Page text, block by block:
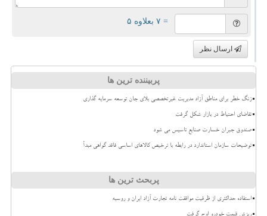
= ۷ بعلاوه ۵
ارسال نظر
پربیننده ترین ها
زنگ خطر برای مناطق آزاد مدیریت غیرتخصصی بلای جان توسعه سرمایه گذاری
تقاضای احتیاط در بازار شکل گرفت
صندوق جبران خسارت صنایع تاسیس می شود
توضیحات سازمان استاندارد در رابطه با ترخیص کالاهای اساسی فاقد گواهی مبدأ
پربحث ترین ها
استفاده حداکثری از ظرفیت موافقت نامه تجارت آزاد ایران و روسیه